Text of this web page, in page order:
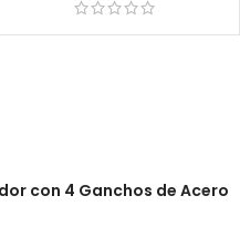
con 4 Ganchos de Acero